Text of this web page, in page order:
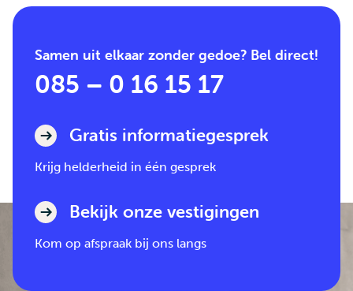
Samen uit elkaar zonder gedoe? Bel direct!
085 – 0 16 15 17
Gratis informatiegesprek
Krijg helderheid in één gesprek
Bekijk onze vestigingen
Kom op afspraak bij ons langs